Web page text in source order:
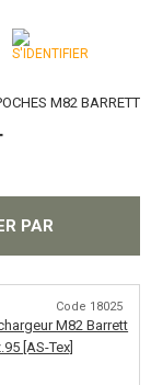
M82 BARRETT
PAR
Code 18025